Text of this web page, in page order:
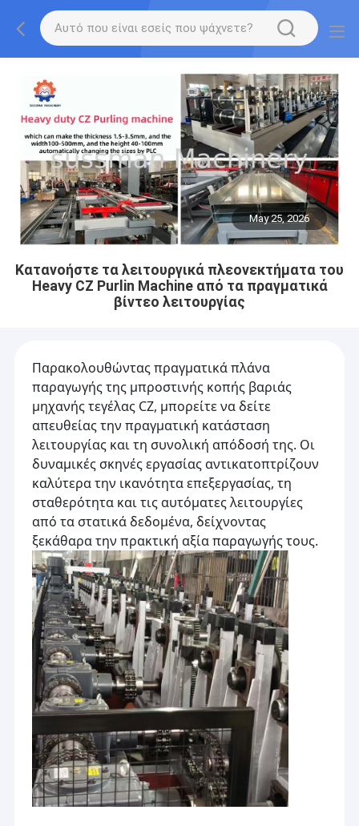
May 25, 2026
Κατανοήστε τα λειτουργικά πλεονεκτήματα του
Heavy CZ Purlin Machine από τα πραγματικά
βίντεο λειτουργίας
Παρακολουθώντας πραγματικά πλάνα
παραγωγής της μπροστινής κοπής βαριάς
μηχανής τεγέλας CZ, μπορείτε να δείτε
απευθείας την πραγματική κατάσταση
λειτουργίας και τη συνολική απόδοσή της. Οι
δυναμικές σκηνές εργασίας αντικατοπτρίζουν
καλύτερα την ικανότητα επεξεργασίας, τη
σταθερότητα και τις αυτόματες λειτουργίες
από τα στατικά δεδομένα, δείχνοντας
ξεκάθαρα την πρακτική αξία παραγωγής τους.